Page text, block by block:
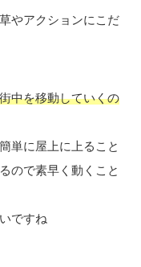
やアクションにこだ
中を移動していくの
単に屋上に上ること
ので素早く動くこと
ですね